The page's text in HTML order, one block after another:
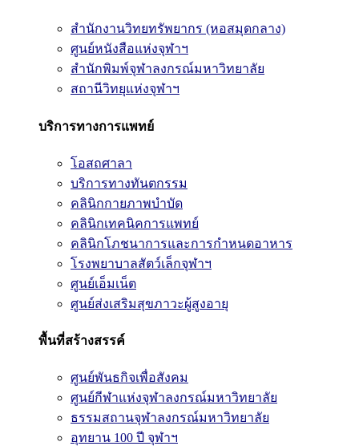
สำนักงานวิทยทรัพยากร (หอสมุดกลาง)
ศูนย์หนังสือแห่งจุฬาฯ
สำนักพิมพ์จุฬาลงกรณ์มหาวิทยาลัย
สถานีวิทยุแห่งจุฬาฯ
บริการทางการแพทย์
โอสถศาลา
บริการทางทันตกรรม
คลินิกกายภาพบำบัด
คลินิกเทคนิคการแพทย์
คลินิกโภชนาการและการกำหนดอาหาร
โรงพยาบาลสัตว์เล็กจุฬาฯ
ศูนย์เอ็มเน็ต
ศูนย์ส่งเสริมสุขภาวะผู้สูงอายุ
พื้นที่สร้างสรรค์
ศูนย์พันธกิจเพื่อสังคม
ศูนย์กีฬาแห่งจุฬาลงกรณ์มหาวิทยาลัย
ธรรมสถานจุฬาลงกรณ์มหาวิทยาลัย
อุทยาน 100 ปี จุฬาฯ